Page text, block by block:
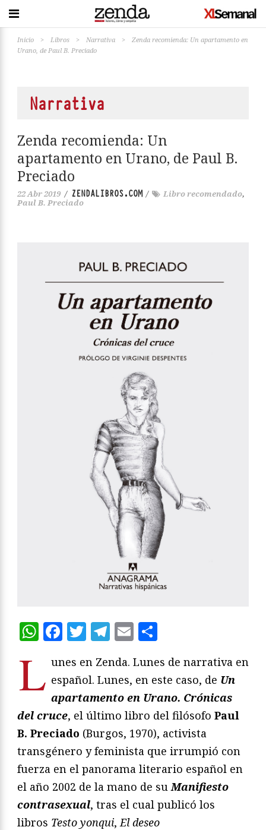
Inicio > Libros > Narrativa >
Zenda recomienda: Un apartamento en
Urano, de Paul B. Preciado
Narrativa
Zenda recomienda: Un
apartamento en Urano, de Paul B.
Preciado
22 Abr 2019 / ZENDALIBROS.COM/ Libro recomendado,
Paul B. Preciado
WhatsApp
Facebook
Twitter
Telegram
Email
L unes en Zenda. Lunes de narrativa en
español. Lunes, en este caso, de Un
apartamento en Urano. Crónicas
del cruce, el último libro del filósofo Paul
B. Preciado (Burgos, 1970), activista
transgénero y feminista que irrumpió con
fuerza en el panorama literario español en
el año 2002 de la mano de su Manifiesto
contrasexual, tras el cual publicó los
libros Testo yonqui, El deseo